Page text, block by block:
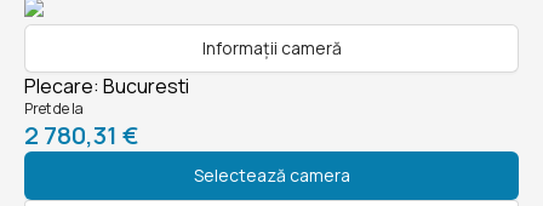
Informații cameră
Plecare: Bucuresti
Pret de la
2 780,31 €
Selectează camera